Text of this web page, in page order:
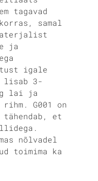
tagavad
samal
ja
igale
lisab 3-
lai ja
G001 on
tähendab, et
nõlvadel
toimima ka